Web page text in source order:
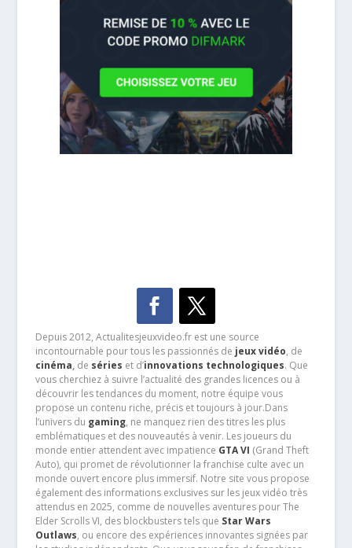
Depuis 2012, Actualitesjeuxvideo.fr est une source
incontournable pour tous les passionnés de jeux vidéo, de
cinéma,de séries et d’innovations technologiques. Que
vous cherchiez à suivre l’actualité des grandes licences ou à
découvrir les tendances du moment, notre équipe vous
propose un contenu riche, précis et toujours à jour.Dans
l’univers du gaming, ne manquez rien des titres les plus
emblématiques et des nouveautés à venir. Les joueurs du
monde entier attendent avec impatience GTA VI (Grand Theft
Auto), qui promet de révolutionner la franchise culte avec un
monde ouvert encore plus immersif. Notre site vous propose
également des informations exclusives sur les jeux vidéo très
attendus en 2025, comme de nouvelles aventures pour The
Elder Scrolls VI, des blockbusters tels que Star Wars
Outlaws, ou encore des expériences innovantes signées par